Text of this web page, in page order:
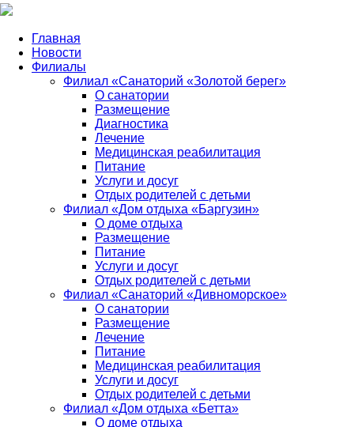
Главная
Новости
Филиалы
Филиал «Санаторий «Золотой берег»
О санатории
Размещение
Диагностика
Лечение
Медицинская реабилитация
Питание
Услуги и досуг
Отдых родителей с детьми
Филиал «Дом отдыха «Баргузин»
О доме отдыха
Размещение
Питание
Услуги и досуг
Отдых родителей с детьми
Филиал «Санаторий «Дивноморское»
О санатории
Размещение
Лечение
Питание
Медицинская реабилитация
Услуги и досуг
Отдых родителей с детьми
Филиал «Дом отдыха «Бетта»
О доме отдыха